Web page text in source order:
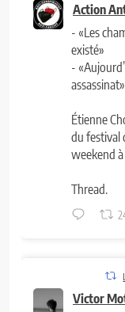
Action
- «Les
existé»
-
assassinat»
Étienne
du festival
weekend
Thread.
Victor